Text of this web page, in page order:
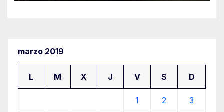
marzo 2019
L M X J V S D
1 2 3